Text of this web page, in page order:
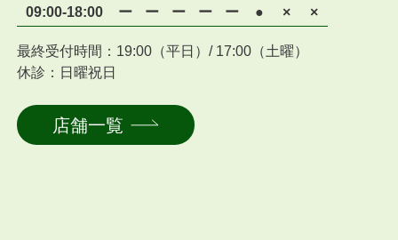
09:00-18:00
ー ー ー ー ー ● × ×
最終受付時間：19:00（平日）/ 17:00（土曜）
休診：日曜祝日
店舗一覧